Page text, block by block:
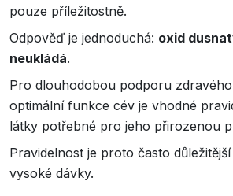
pouze příležitostně.
Odpověď je jednoduchá: oxid
neukládá.
Pro dlouhodobou podporu
optimální funkce cév je vhodné
látky potřebné pro jeho přirozenou
Pravidelnost je proto často
vysoké dávky.